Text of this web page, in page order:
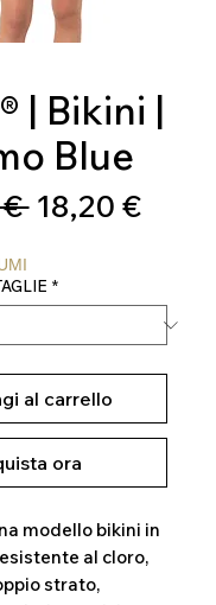
| Bikini |
Blue
€ Prezzo
18,20 €Prezzo
*
al carrello
ora
modello bikini in
al cloro,
strato,